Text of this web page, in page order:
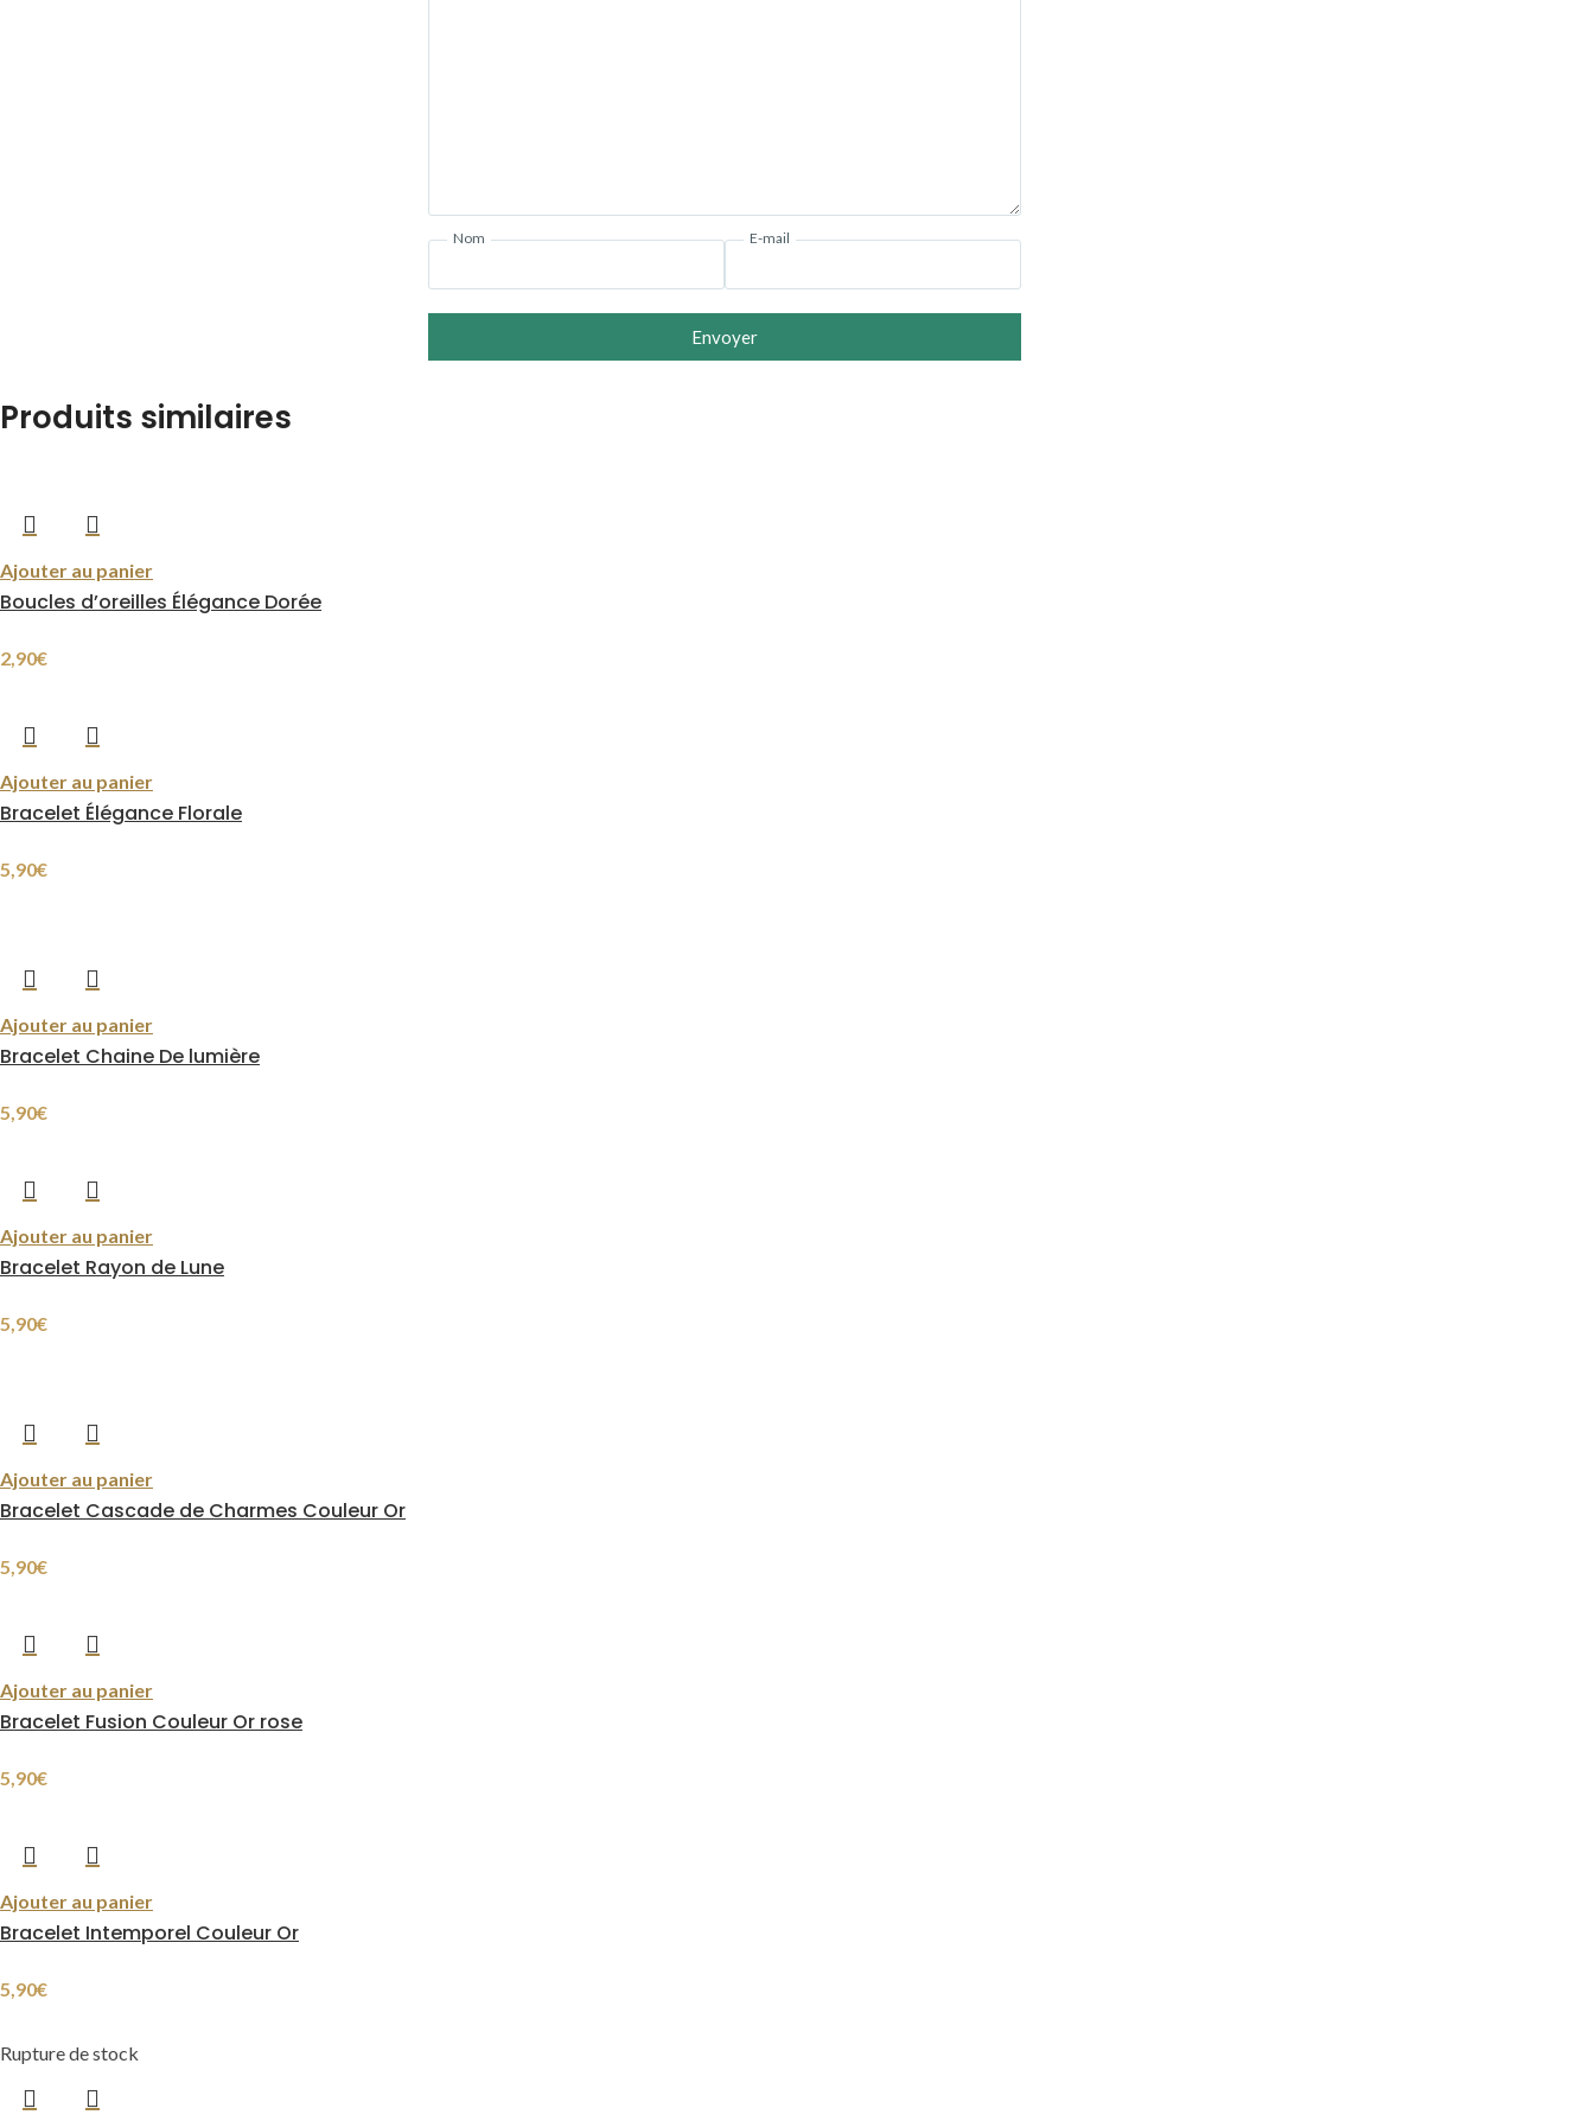
Nom E-mail
Envoyer
Produits similaires
Ajouter au panier
Boucles d’oreilles Élégance Dorée
2,90€
Ajouter au panier
Bracelet Élégance Florale
5,90€
Ajouter au panier
Bracelet Chaine De lumière
5,90€
Ajouter au panier
Bracelet Rayon de Lune
5,90€
Ajouter au panier
Bracelet Cascade de Charmes Couleur Or
5,90€
Ajouter au panier
Bracelet Fusion Couleur Or rose
5,90€
Ajouter au panier
Bracelet Intemporel Couleur Or
5,90€
Rupture de stock